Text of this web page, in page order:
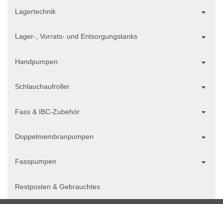
Lagertechnik
Lager-, Vorrats- und Entsorgungstanks
Handpumpen
Schlauchaufroller
Fass & IBC-Zubehör
Doppelmembranpumpen
Fasspumpen
Restposten & Gebrauchtes